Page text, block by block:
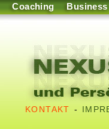
Coaching Business
KONTAKT -